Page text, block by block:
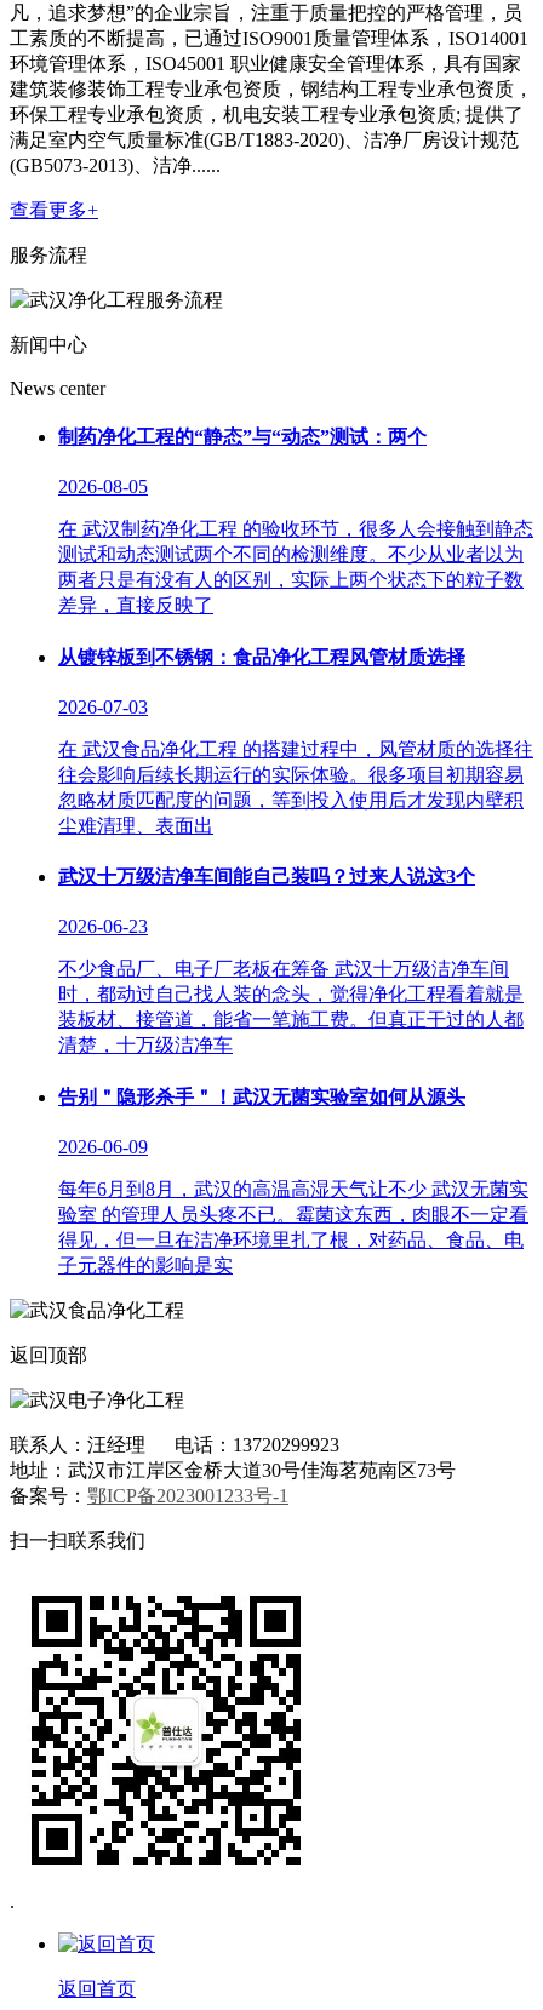
凡，追求梦想”的企业宗旨，注重于质量把控的严格管理，员
工素质的不断提高，已通过ISO9001质量管理体系，ISO14001
环境管理体系，ISO45001 职业健康安全管理体系，具有国家
建筑装修装饰工程专业承包资质，钢结构工程专业承包资质，
环保工程专业承包资质，机电安装工程专业承包资质; 提供了
满足室内空气质量标准(GB/T1883-2020)、洁净厂房设计规范
(GB5073-2013)、洁净......
查看更多+
服务流程
新闻中心
News center
制药净化工程的“静态”与“动态”测试：两个
2026-08-05
在 武汉制药净化工程 的验收环节，很多人会接触到静态
测试和动态测试两个不同的检测维度。不少从业者以为
两者只是有没有人的区别，实际上两个状态下的粒子数
差异，直接反映了
从镀锌板到不锈钢：食品净化工程风管材质选择
2026-07-03
在 武汉食品净化工程 的搭建过程中，风管材质的选择往
往会影响后续长期运行的实际体验。很多项目初期容易
忽略材质匹配度的问题，等到投入使用后才发现内壁积
尘难清理、表面出
武汉十万级洁净车间能自己装吗？过来人说这3个
2026-06-23
不少食品厂、电子厂老板在筹备 武汉十万级洁净车间
时，都动过自己找人装的念头，觉得净化工程看着就是
装板材、接管道，能省一笔施工费。但真正干过的人都
清楚，十万级洁净车
告别＂隐形杀手＂！武汉无菌实验室如何从源头
2026-06-09
每年6月到8月，武汉的高温高湿天气让不少 武汉无菌实
验室 的管理人员头疼不已。霉菌这东西，肉眼不一定看
得见，但一旦在洁净环境里扎了根，对药品、食品、电
子元器件的影响是实
返回顶部
联系人：汪经理 电话：13720299923
地址：武汉市江岸区金桥大道30号佳海茗苑南区73号
备案号： 鄂ICP备2023001233号-1
扫一扫联系我们
.
返回首页